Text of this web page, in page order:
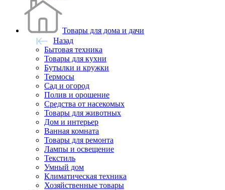
Товары для дома и дачи
Назад
Бытовая техника
Товары для кухни
Бутылки и кружки
Термосы
Сад и огород
Полив и орошение
Средства от насекомых
Товары для животных
Дом и интерьер
Ванная комната
Товары для ремонта
Лампы и освещение
Текстиль
Умный дом
Климатическая техника
Хозяйственные товары